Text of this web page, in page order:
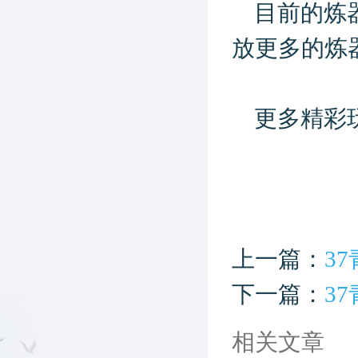
目前的炼
放更多的炼
更多精彩
上一篇： 37
下一篇： 37
相关文章